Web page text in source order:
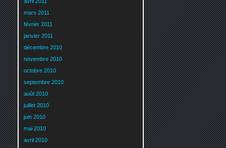
mars 2011
février 2011
janvier 2011
décembre 2010
novembre 2010
octobre 2010
septembre 2010
août 2010
juillet 2010
juin 2010
mai 2010
avril 2010